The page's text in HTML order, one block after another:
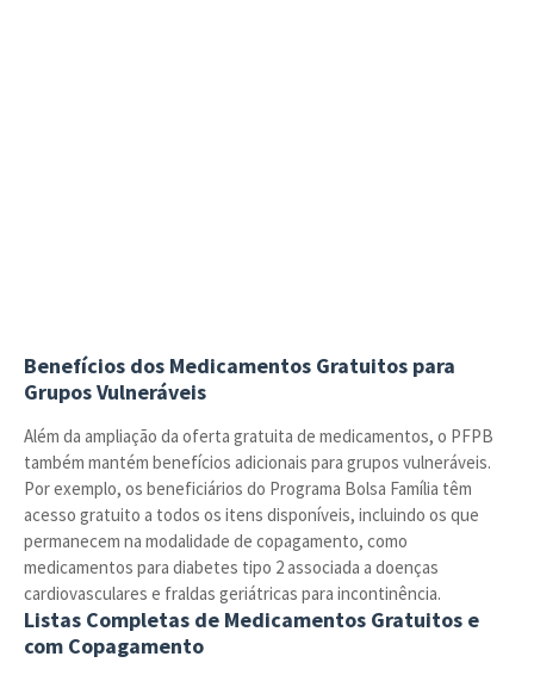
Benefícios dos Medicamentos Gratuitos para
Grupos Vulneráveis
Além da ampliação da oferta gratuita de medicamentos, o PFPB
também mantém benefícios adicionais para grupos vulneráveis.
Por exemplo, os beneficiários do Programa Bolsa Família têm
acesso gratuito a todos os itens disponíveis, incluindo os que
permanecem na modalidade de copagamento, como
medicamentos para diabetes tipo 2 associada a doenças
cardiovasculares e fraldas geriátricas para incontinência.
Listas Completas de Medicamentos Gratuitos e
com Copagamento